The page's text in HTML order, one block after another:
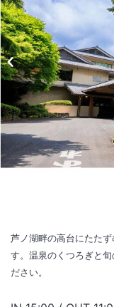
芦ノ湖畔の高台にたた
す。温泉のくつろぎと
ださい。